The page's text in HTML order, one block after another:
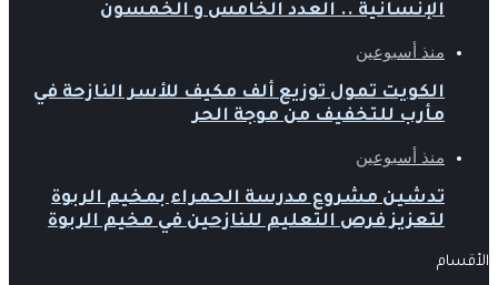
الإنسانية .. العدد الخامس و الخمسون
منذ أسبوعين
الكويت تمول توزيع ألف مكيف للأسر النازحة في
مأرب للتخفيف من موجة الحر
منذ أسبوعين
تدشين مشروع مدرسة الحمراء بمخيم الربوة
لتعزيز فرص التعليم للنازحين في مخيم الربوة
الأقسام